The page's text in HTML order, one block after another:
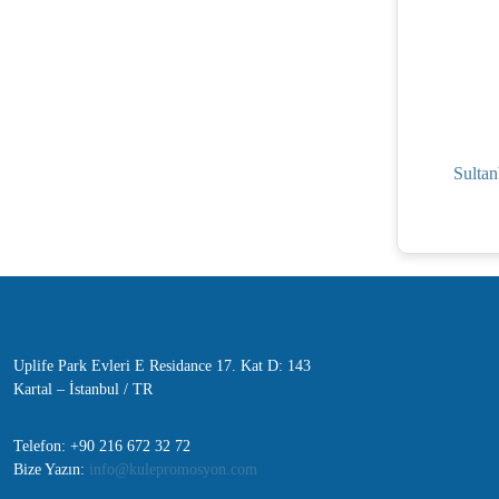
Uplife Park Evleri E Residance 17. Kat D: 143
Kartal – İstanbul / TR
Telefon: +90 216 672 32 72
Bize Yazın: info@kulepromosyon.com